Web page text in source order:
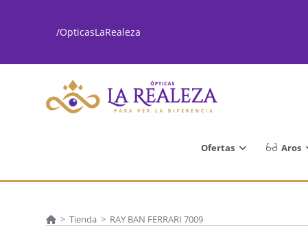
/OpticasLaRealeza
Ofertas Aros
> Tienda > RAY BAN FERRARI 7009